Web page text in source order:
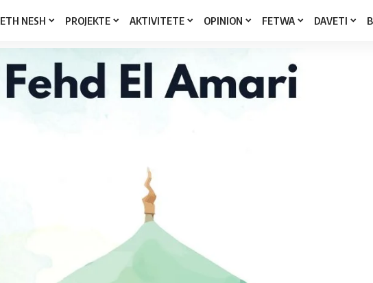
NESH PROJEKTE AKTIVITETE OPINION FETWA DAVETI